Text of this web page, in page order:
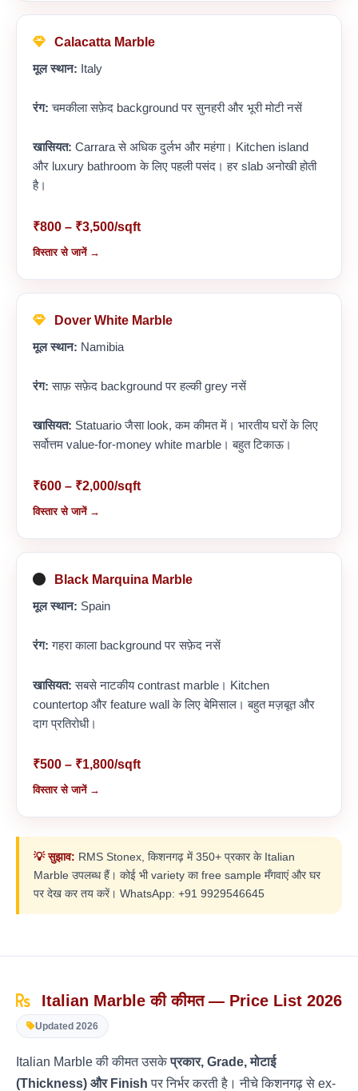
Calacatta Marble
मूल स्थान: Italy
रंग: चमकीला सफ़ेद background पर सुनहरी और भूरी मोटी नसें
खासियत: Carrara से अधिक दुर्लभ और महंगा। Kitchen island
और luxury bathroom के लिए पहली पसंद। हर slab अनोखी होती
है।
₹800 – ₹3,500/sqft
विस्तार से जानें →
Dover White Marble
मूल स्थान: Namibia
रंग: साफ़ सफ़ेद background पर हल्की grey नसें
खासियत: Statuario जैसा look, कम कीमत में। भारतीय घरों के लिए
सर्वोत्तम value-for-money white marble। बहुत टिकाऊ।
₹600 – ₹2,000/sqft
विस्तार से जानें →
Black Marquina Marble
मूल स्थान: Spain
रंग: गहरा काला background पर सफ़ेद नसें
खासियत: सबसे नाटकीय contrast marble। Kitchen
countertop और feature wall के लिए बेमिसाल। बहुत मज़बूत और
दाग प्रतिरोधी।
₹500 – ₹1,800/sqft
विस्तार से जानें →
💡 सुझाव: RMS Stonex, किशनगढ़ में 350+ प्रकार के Italian
Marble उपलब्ध हैं। कोई भी variety का free sample मँगवाएं और घर
पर देख कर तय करें। WhatsApp: +91 9929546645
Italian Marble की कीमत — Price List 2026
Updated 2026
Italian Marble की कीमत उसकेप्रकार, Grade, मोटाई
(Thickness) और Finish पर निर्भर करती है। नीचे किशनगढ़ से ex-